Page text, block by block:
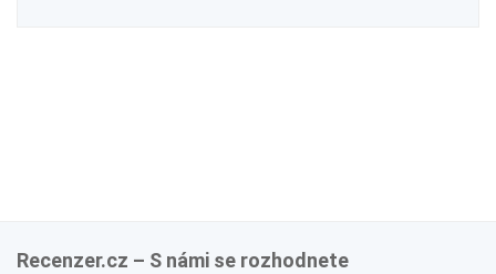
Recenzer.cz – S námi se rozhodnete